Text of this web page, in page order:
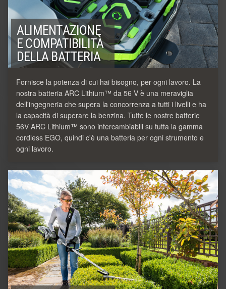
ALIMENTAZIONE
E COMPATIBILITÀ
DELLA BATTERIA
Fornisce la potenza di cui hai bisogno, per ogni lavoro. La
nostra batteria ARC Lithium™ da 56 V è una meraviglia
dell'ingegneria che supera la concorrenza a tutti i livelli e ha
la capacità di superare la benzina. Tutte le nostre batterie
56V ARC Lithium™ sono intercambiabili su tutta la gamma
cordless EGO, quindi c'è una batteria per ogni strumento e
ogni lavoro.